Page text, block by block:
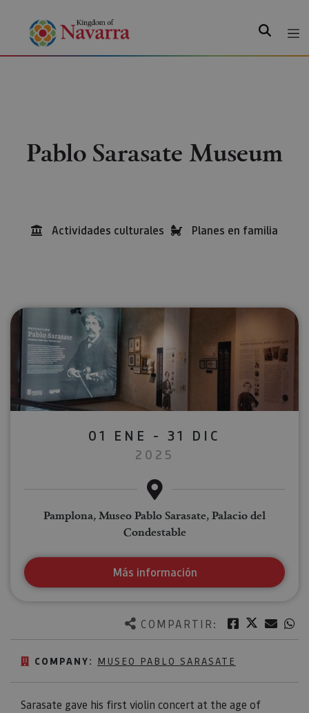
Search
Pablo Sarasate Museum
Actividades culturales Planes en familia
COMPARTIR: Facebook
Twitter
COMPANY: MUSEO PABLO SARASATE
Sarasate gave his first violin concert at the age of
01 ENE - 31 DIC
2025
Pamplona, Museo Pablo Sarasate, Palacio del
Condestable
Más información